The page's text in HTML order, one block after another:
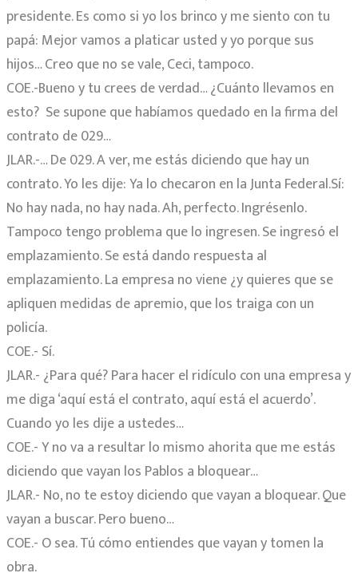
presidente. Es como si yo los brinco y me siento con tu
papá: Mejor vamos a platicar usted y yo porque sus
hijos… Creo que no se vale, Ceci, tampoco.
COE.-Bueno y tu crees de verdad… ¿Cuánto llevamos en
esto? Se supone que habíamos quedado en la firma del
contrato de 029…
JLAR.-… De 029. A ver, me estás diciendo que hay un
contrato. Yo les dije: Ya lo checaron en la Junta Federal.Sí:
No hay nada, no hay nada. Ah, perfecto. Ingrésenlo.
Tampoco tengo problema que lo ingresen. Se ingresó el
emplazamiento. Se está dando respuesta al
emplazamiento. La empresa no viene ¿y quieres que se
apliquen medidas de apremio, que los traiga con un
policía.
COE.- Sí.
JLAR.- ¿Para qué? Para hacer el ridículo con una empresa y
me diga ‘aquí está el contrato, aquí está el acuerdo’.
Cuando yo les dije a ustedes…
COE.- Y no va a resultar lo mismo ahorita que me estás
diciendo que vayan los Pablos a bloquear…
JLAR.- No, no te estoy diciendo que vayan a bloquear. Que
vayan a buscar. Pero bueno…
COE.- O sea. Tú cómo entiendes que vayan y tomen la
obra.